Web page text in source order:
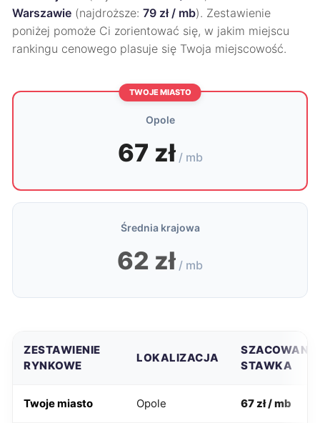
Warszawie (najdroższe: 79 zł / mb). Zestawienie
poniżej pomoże Ci zorientować się, w jakim miejscu
rankingu cenowego plasuje się Twoja miejscowość.
TWOJE MIASTO
Opole
67 zł / mb
Średnia krajowa
62 zł / mb
ZESTAWIENIE
RYNKOWE
LOKALIZACJA
SZACOWANA
STAWKA
Twoje miasto Opole 67 zł / mb